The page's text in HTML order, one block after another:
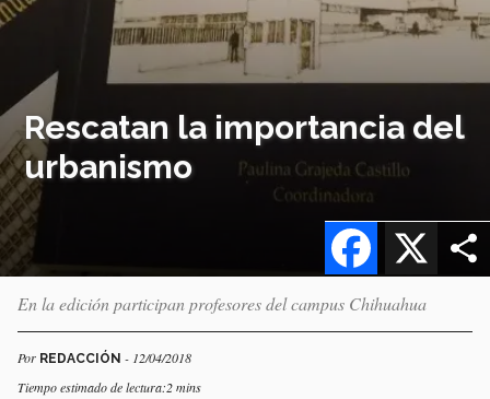
Rescatan la importancia del
urbanismo
X
Facebook
En la edición participan profesores del campus Chihuahua
Por REDACCIÓN - 12/04/2018
Tiempo estimado de lectura:2 mins